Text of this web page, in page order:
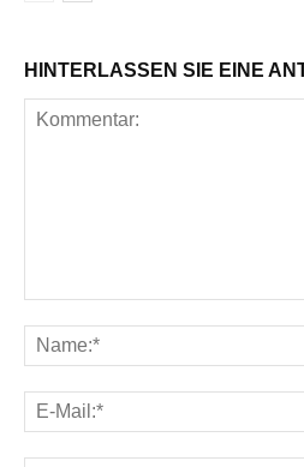
HINTERLASSEN SIE EINE